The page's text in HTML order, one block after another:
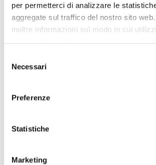
per permetterci di analizzare le
aggregate sul traffico del nostro sito
inoltre informazioni sul modo in cui
combinarle con altre informazioni che
delNecessari
Preferenze
Statistiche
Marketing